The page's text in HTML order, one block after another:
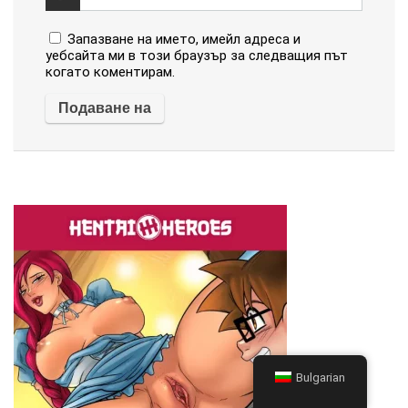
Запазване на името, имейл адреса и
уебсайта ми в този браузър за следващия път
когато коментирам.
Bulgarian